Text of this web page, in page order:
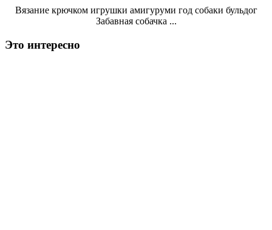
Вязание крючком игрушки амигуруми год собаки бульдог
Забавная собачка ...
Это интересно